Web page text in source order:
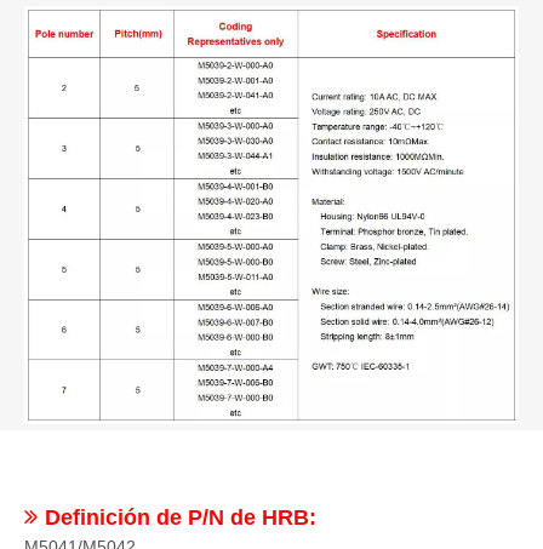
 Definición de P/N de HRB: